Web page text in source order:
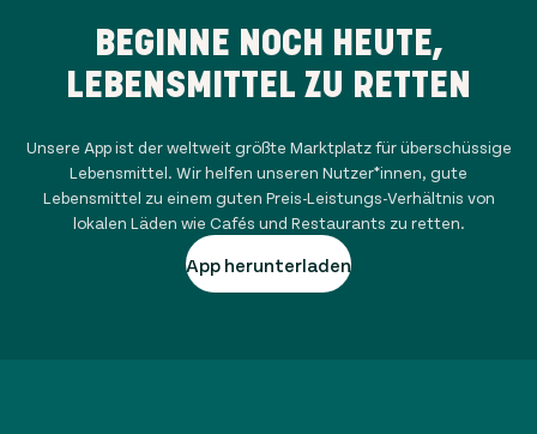
BEGINNE NOCH HEUTE,
LEBENSMITTEL ZU RETTEN
Unsere App ist der weltweit größte Marktplatz für überschüssige
Lebensmittel. Wir helfen unseren Nutzer*innen, gute
Lebensmittel zu einem guten Preis-Leistungs-Verhältnis von
lokalen Läden wie Cafés und Restaurants zu retten.
App herunterladen